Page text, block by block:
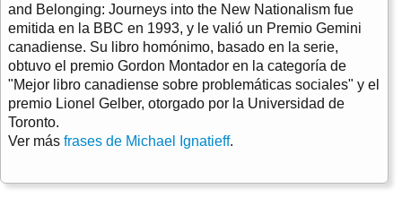
and Belonging: Journeys into the New Nationalism fue
emitida en la BBC en 1993, y le valió un Premio Gemini
canadiense. Su libro homónimo, basado en la serie,
obtuvo el premio Gordon Montador en la categoría de
"Mejor libro canadiense sobre problemáticas sociales" y el
premio Lionel Gelber, otorgado por la Universidad de
Toronto.
Ver más frases de Michael Ignatieff.